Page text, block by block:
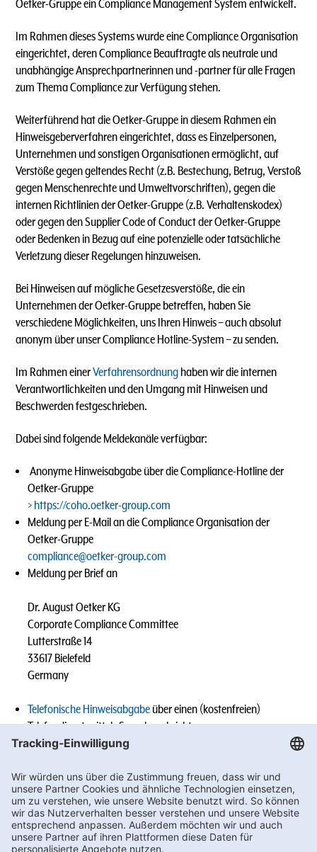
Oetker-Gruppe ein Compliance Management System entwickelt.
Im Rahmen dieses Systems wurde eine Compliance Organisation
eingerichtet, deren Compliance Beauftragte als neutrale und
unabhängige Ansprechpartnerinnen und -partner für alle Fragen
zum Thema Compliance zur Verfügung stehen.
Weiterführend hat die Oetker-Gruppe in diesem Rahmen ein
Hinweisgeberverfahren eingerichtet, dass es Einzelpersonen,
Unternehmen und sonstigen Organisationen ermöglicht, auf
Verstöße gegen geltendes Recht (z.B. Bestechung, Betrug, Verstoß
gegen Menschenrechte und Umweltvorschriften), gegen die
internen Richtlinien der Oetker-Gruppe (z.B. Verhaltenskodex)
oder gegen den Supplier Code of Conduct der Oetker-Gruppe
oder Bedenken in Bezug auf eine potenzielle oder tatsächliche
Verletzung dieser Regelungen hinzuweisen.
Bei Hinweisen auf mögliche Gesetzesverstöße, die ein
Unternehmen der Oetker-Gruppe betreffen, haben Sie
verschiedene Möglichkeiten, uns Ihren Hinweis – auch absolut
anonym über unser Compliance Hotline-System – zu senden.
Im Rahmen einerVerfahrensordnung haben wir die internen
Verantwortlichkeiten und den Umgang mit Hinweisen und
Beschwerden festgeschrieben.
Dabei sind folgende Meldekanäle verfügbar:
Anonyme Hinweisabgabe über die Compliance-Hotline der
Oetker-Gruppe
https://coho.oetker-group.com
Meldung per E-Mail an die Compliance Organisation der
Oetker-Gruppe
compliance@oetker-group.com
Meldung per Brief an
Dr. August Oetker KG
Corporate Compliance Committee
Lutterstraße 14
33617 Bielefeld
Germany
Telefonische Hinweisabgabe über einen (kostenfreien)
Telefondienst mittels Sprachnachricht
Meldungen von Mitarbeitenden der Oetker-Gruppe an die
Compliance Officer oder sonst benannten Ansprechpersonen
des jeweiligen Tochterunternehmens (z.B. im Rahmen eines
persönlichen Gesprächs).